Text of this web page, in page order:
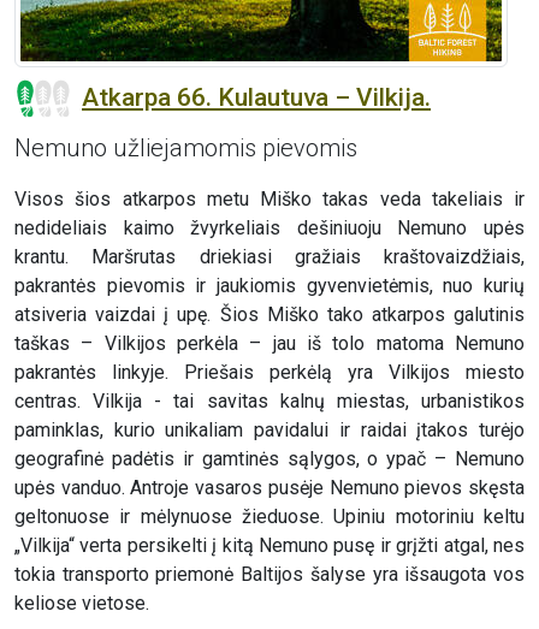
Atkarpa 66. Kulautuva – Vilkija.
Nemuno užliejamomis pievomis
Visos šios atkarpos metu Miško takas veda takeliais ir
nedideliais kaimo žvyrkeliais dešiniuoju Nemuno upės
krantu. Maršrutas driekiasi gražiais kraštovaizdžiais,
pakrantės pievomis ir jaukiomis gyvenvietėmis, nuo kurių
atsiveria vaizdai į upę. Šios Miško tako atkarpos galutinis
taškas – Vilkijos perkėla – jau iš tolo matoma Nemuno
pakrantės linkyje. Priešais perkėlą yra Vilkijos miesto
centras. Vilkija - tai savitas kalnų miestas, urbanistikos
paminklas, kurio unikaliam pavidalui ir raidai įtakos turėjo
geografinė padėtis ir gamtinės sąlygos, o ypač – Nemuno
upės vanduo. Antroje vasaros pusėje Nemuno pievos skęsta
geltonuose ir mėlynuose žieduose. Upiniu motoriniu keltu
„Vilkija“ verta persikelti į kitą Nemuno pusę ir grįžti atgal, nes
tokia transporto priemonė Baltijos šalyse yra išsaugota vos
keliose vietose.